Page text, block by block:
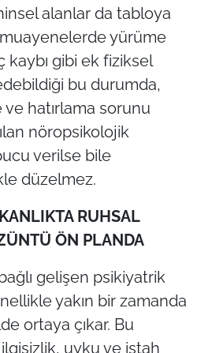
alanlar da tabloya
yürüme
gibi ek fiziksel
bu durumda,
hatırlama sorunu
nöropsikolojik
verilse bile
düzelmez.
RUHSAL
ÖN PLANDA
gelişen psikiyatrik
yakın bir zamanda
ortaya çıkar. Bu
uyku ve iştah